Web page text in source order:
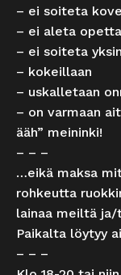
– ei soiteta
– ei aleta
– ei soiteta
– kokeillaan
– uskalletaan
– on varmaan
ääh” meininki!
– – –
…eikä maksa
rohkeutta
lainaa meiltä ja/
Paikalta löytyy
– – –